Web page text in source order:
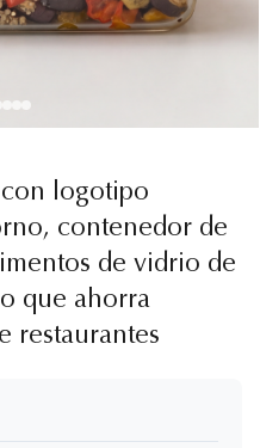
logotipo
contenedor de
de vidrio de
que ahorra
restaurantes